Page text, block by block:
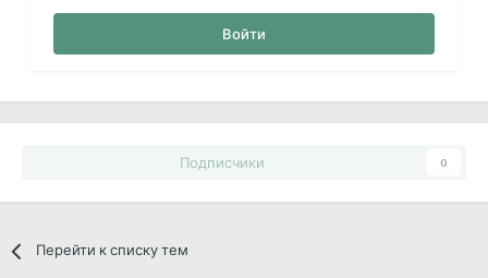
Войти
Подписчики 0
Перейти к списку тем